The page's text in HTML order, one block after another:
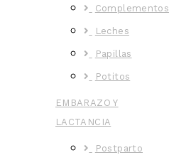
Complementos
Leches
Papillas
Potitos
EMBARAZO Y
LACTANCIA
Postparto